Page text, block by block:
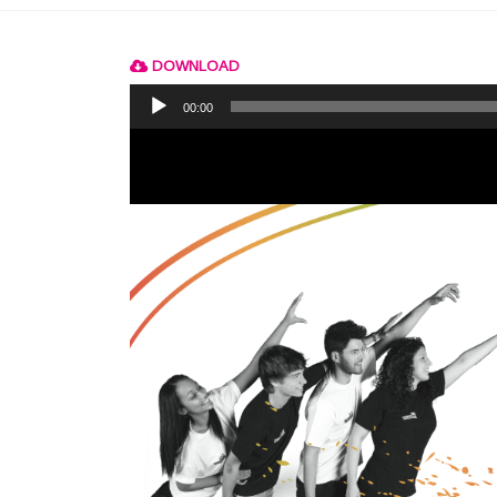
DOWNLOADReprodutor
00:00